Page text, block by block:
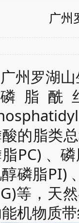
广州
广州罗湖
磷脂酰
的脂类
PC) 、
磷脂PI)
等 ，天
机物质